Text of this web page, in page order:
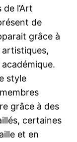
l’Art
de
grâce à
académique.
style
grâce à des
certaines
et en